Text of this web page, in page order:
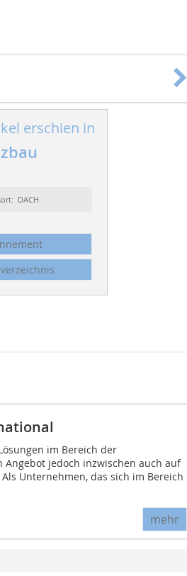
erschien in
DACH
im Bereich der
Angebot jedoch inzwischen auch auf
Unternehmen, das sich im Bereich
mehr